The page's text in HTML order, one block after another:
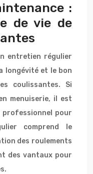
:
de vie de
entretien régulier
longévité et le bon
coulissantes. Si
menuiserie, il est
pour
comprend le
des roulements
des vantaux pour